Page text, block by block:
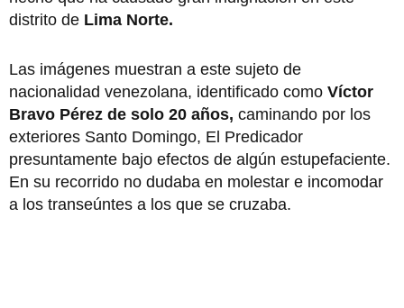
distrito de Lima Norte.
Las imágenes muestran a este sujeto de
nacionalidad venezolana, identificado como Víctor
Bravo Pérez de solo 20 años, caminando por los
exteriores Santo Domingo, El Predicador
presuntamente bajo efectos de algún estupefaciente.
En su recorrido no dudaba en molestar e incomodar
a los transeúntes a los que se cruzaba.